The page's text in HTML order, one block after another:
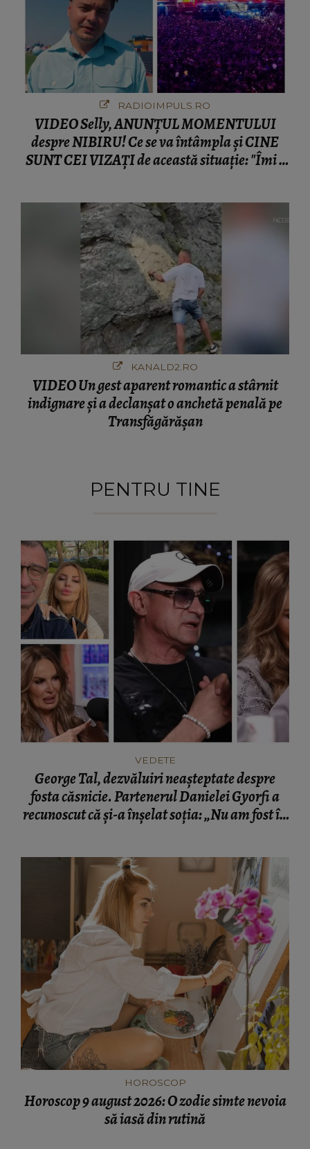
RADIOIMPULS.RO
VIDEO Selly, ANUNȚUL MOMENTULUI
despre NIBIRU! Ce se va întâmpla și CINE
SUNT CEI VIZAȚI de această situație: "Îmi e
KANALD2.RO
VIDEO Un gest aparent romantic a stârnit
indignare și a declanșat o anchetă penală pe
Transfăgărășan
PENTRU TINE
VEDETE
George Tal, dezvăluiri neașteptate despre
fosta căsnicie. Partenerul Danielei Gyorfi a
recunoscut că și-a înșelat soția: „Nu am fost în
HOROSCOP
Horoscop 9 august 2026: O zodie simte nevoia
să iasă din rutină